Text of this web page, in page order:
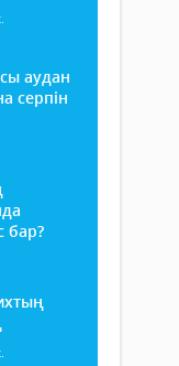
аудан
серпін
бар?